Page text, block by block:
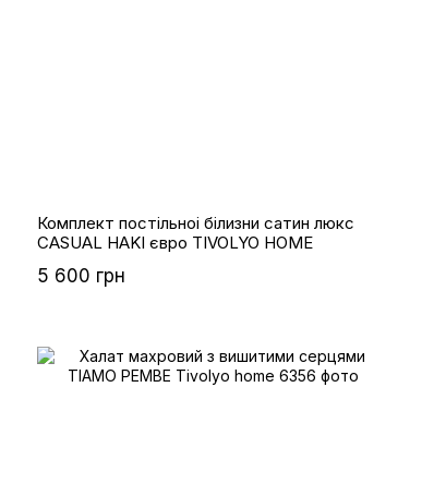
Комплект постільноі білизни сатин люкс
CASUAL HAKI євро TIVOLYO HOME
5 600 грн